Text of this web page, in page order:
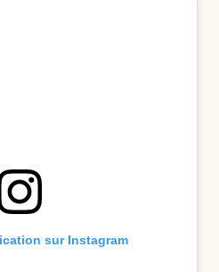
sur Instagram